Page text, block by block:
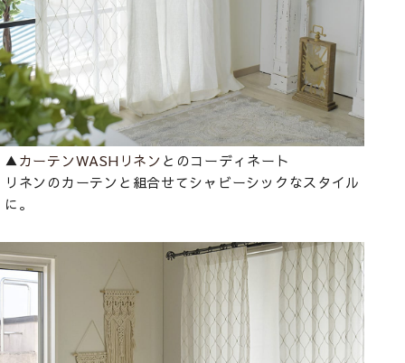
▲カーテンWASHリネンとのコーディネート
リネンのカーテンと組合せてシャビーシックなスタイル
に。